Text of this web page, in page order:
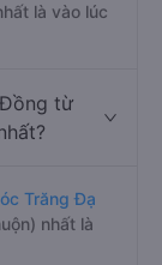
là vào lúc
từ
Trăng Đạ
nhất là